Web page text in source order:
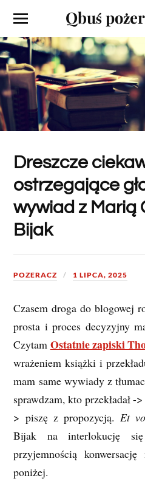
Qbuś
Dreszcze
ostrzegające
wywiad z Marią
Bijak
POZERACZ 1 LIPCA, 2025
Czasem droga do blogowej
prosta i proces decyzyjny
Czytam Ostatnie zapiski
wrażeniem książki i
mam same wywiady z
sprawdzam, kto przekładał -
> piszę z propozycją. Et
Bijak na interlokucję
przyjemnością
poniżej.